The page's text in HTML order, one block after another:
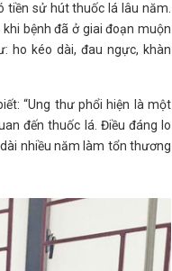
tiền sử hút thuốc lá lâu năm.
bệnh đã ở giai đoạn muộn
ho kéo dài, đau ngực, khàn
“Ung thư phổi hiện là một
đến thuốc lá. Điều đáng lo
nhiều năm làm tổn thương